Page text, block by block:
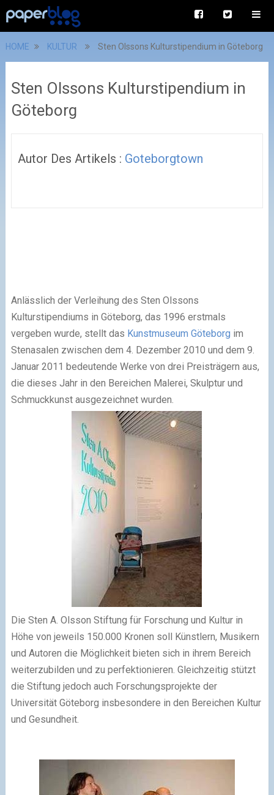
HOME KULTUR Sten Olssons Kulturstipendium in Göteborg
Sten Olssons Kulturstipendium in
Göteborg
Autor Des Artikels : Goteborgtown
Anlässlich der Verleihung des Sten Olssons
Kulturstipendiums in Göteborg, das 1996 erstmals
vergeben wurde, stellt das Kunstmuseum Göteborg im
Stenasalen zwischen dem 4. Dezember 2010 und dem 9.
Januar 2011 bedeutende Werke von drei Preisträgern aus,
die dieses Jahr in den Bereichen Malerei, Skulptur und
Schmuckkunst ausgezeichnet wurden.
Die Sten A. Olsson Stiftung für Forschung und Kultur in
Höhe von jeweils 150.000 Kronen soll Künstlern, Musikern
und Autoren die Möglichkeit bieten sich in ihrem Bereich
weiterzubilden und zu perfektionieren. Gleichzeitig stützt
die Stiftung jedoch auch Forschungsprojekte der
Universität Göteborg insbesondere in den Bereichen Kultur
und Gesundheit.